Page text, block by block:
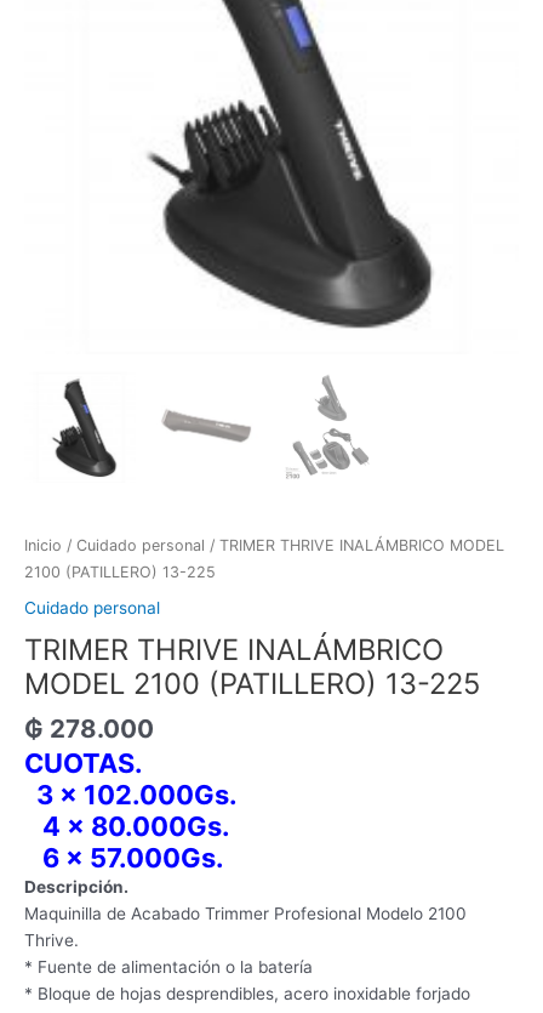
Inicio / Cuidado personal / TRIMER THRIVE INALÁMBRICO MODEL
2100 (PATILLERO) 13-225
Cuidado personal
TRIMER THRIVE INALÁMBRICO
MODEL 2100 (PATILLERO) 13-225
₲ 278.000
CUOTAS.
3 x 102.000Gs.
4 x 80.000Gs.
6 x 57.000Gs.
Descripción.
Maquinilla de Acabado Trimmer Profesional Modelo 2100
Thrive.
* Fuente de alimentación o la batería
* Bloque de hojas desprendibles, acero inoxidable forjado